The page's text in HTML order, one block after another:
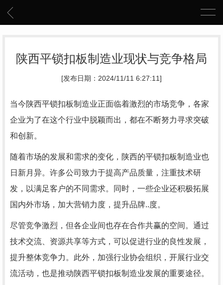
陕西平锁扣板制造业现状与竞争格局
[发布日期：2024/11/11 6:27:11]
当今陕西平锁扣板制造业正面临着激烈的市场竞争，各家
企业为了在这个行业中脱颖而出，都在不断努力寻求突破
和创新。
随着市场的发展和需求的变化，陕西的平锁扣板制造业也
日新月异。许多公司致力于提高产品质量，注重技术研
发，以满足客户的不同需求。同时，一些企业还积极拓展
国内外市场，加大营销力度，提升品牌..度。
尽管竞争激烈，但各企业间也存在合作共赢的空间。通过
技术交流、资源共享等方式，可以促进行业的良性发展，
提升整体竞争力。此外，加强行业协会组织，开展行业交
流活动，也是推动陕西平锁扣板制造业发展的重要途径。